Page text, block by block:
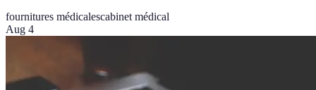
fournitures médicalescabinet médical
Aug 4